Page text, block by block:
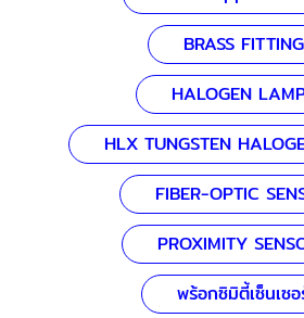
BRASS FITTING
HALOGEN
HLX TUNGSTEN
FIBER-OPTIC
PROXIMITY
พร้อกซิมิตี้เซ็นเซ